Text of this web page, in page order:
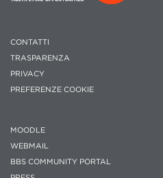
CONTATTI
TRASPARENZA
PRIVACY
PREFERENZE COOKIE
MOODLE
WEBMAIL
BBS COMMUNITY PORTAL